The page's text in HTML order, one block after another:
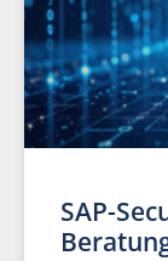
SAP-